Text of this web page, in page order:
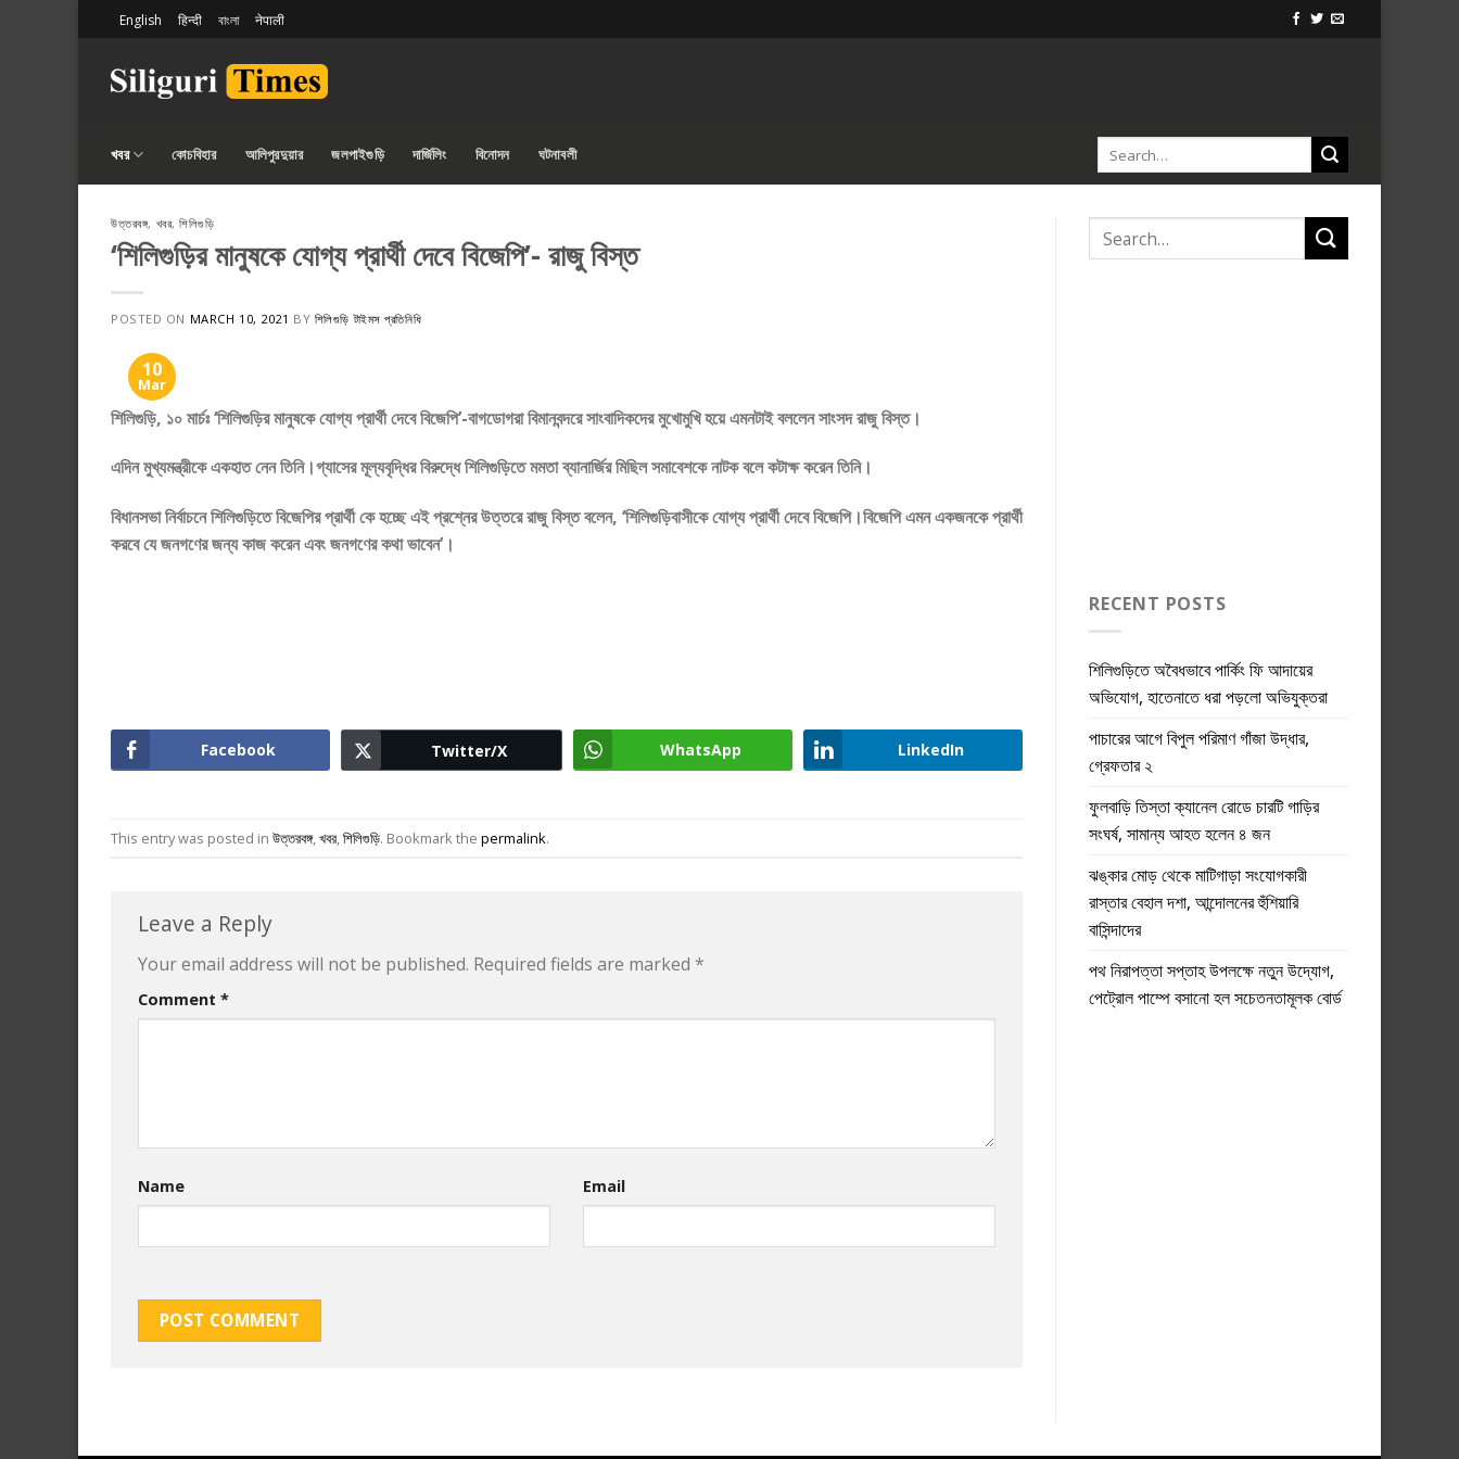
content
English हिन्दी বাংলা नेपाली
খবর কোচবিহার আলিপুরদুয়ার জলপাইগুড়ি দার্জিলিং বিনোদন ঘটনাবলী
উত্তরবঙ্গ, খবর,শিলিগুড়ি
‘শিলিগুড়ির মানুষকে যোগ্য প্রার্থী দেবে বিজেপি’- রাজু বিস্ত
POSTED ON MARCH 10, 2021 BY শিলিগুড়ি টাইমস প্রতিনিধি
10
Mar
শিলিগুড়ি, ১০ মার্চঃ ‘শিলিগুড়ির মানুষকে যোগ্য প্রার্থী দেবে বিজেপি’-বাগডোগরা বিমানবন্দরে সাংবাদিকদের মুখোমুখি হয়ে এমনটাই বললেন সাংসদ রাজু বিস্ত।
এদিন মুখ্যমন্ত্রীকে একহাত নেন তিনি।গ্যাসের মূল্যবৃদ্ধির বিরুদ্ধে শিলিগুড়িতে মমতা ব্যানার্জির মিছিল সমাবেশকে নাটক বলে কটাক্ষ করেন তিনি।
বিধানসভা নির্বাচনে শিলিগুড়িতে বিজেপির প্রার্থী কে হচ্ছে এই প্রশ্নের উত্তরে রাজু বিস্ত বলেন, ‘শিলিগুড়িবাসীকে যোগ্য প্রার্থী দেবে বিজেপি।বিজেপি এমন একজনকে প্রার্থী
করবে যে জনগণের জন্য কাজ করেন এবং জনগণের কথা ভাবেন’।
Facebook Twitter/X WhatsApp LinkedIn
This entry was posted in উত্তরবঙ্গ,খবর,শিলিগুড়ি. Bookmark the permalink.
Leave a Reply
Your email address will not be published. Required fields are marked *
Comment *
Name Email
RECENT POSTS
শিলিগুড়িতে অবৈধভাবে পার্কিং ফি আদায়ের
অভিযোগ, হাতেনাতে ধরা পড়লো অভিযুক্তরা
পাচারের আগে বিপুল পরিমাণ গাঁজা উদ্ধার,
গ্রেফতার ২
ফুলবাড়ি তিস্তা ক্যানেল রোডে চারটি গাড়ির
সংঘর্ষ, সামান্য আহত হলেন ৪ জন
ঝঙ্কার মোড় থেকে মাটিগাড়া সংযোগকারী
রাস্তার বেহাল দশা, আন্দোলনের হুঁশিয়ারি
বাসিন্দাদের
পথ নিরাপত্তা সপ্তাহ উপলক্ষে নতুন উদ্যোগ,
পেট্রোল পাম্পে বসানো হল সচেতনতামূলক বোর্ড